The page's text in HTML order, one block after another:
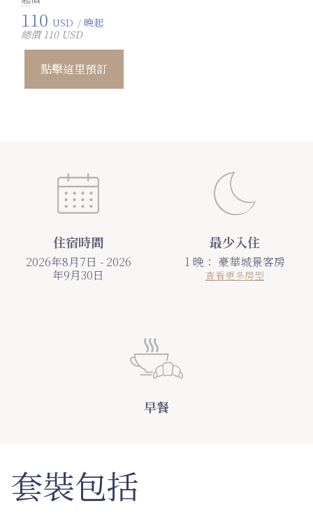
110 USD / 晚起
總價 110 USD
點擊這里預訂
住宿時間
2026年8月7日 - 2026
年9月30日
最少入住
1 晚： 豪華城景客房
查看更多房型
早餐
套裝包括